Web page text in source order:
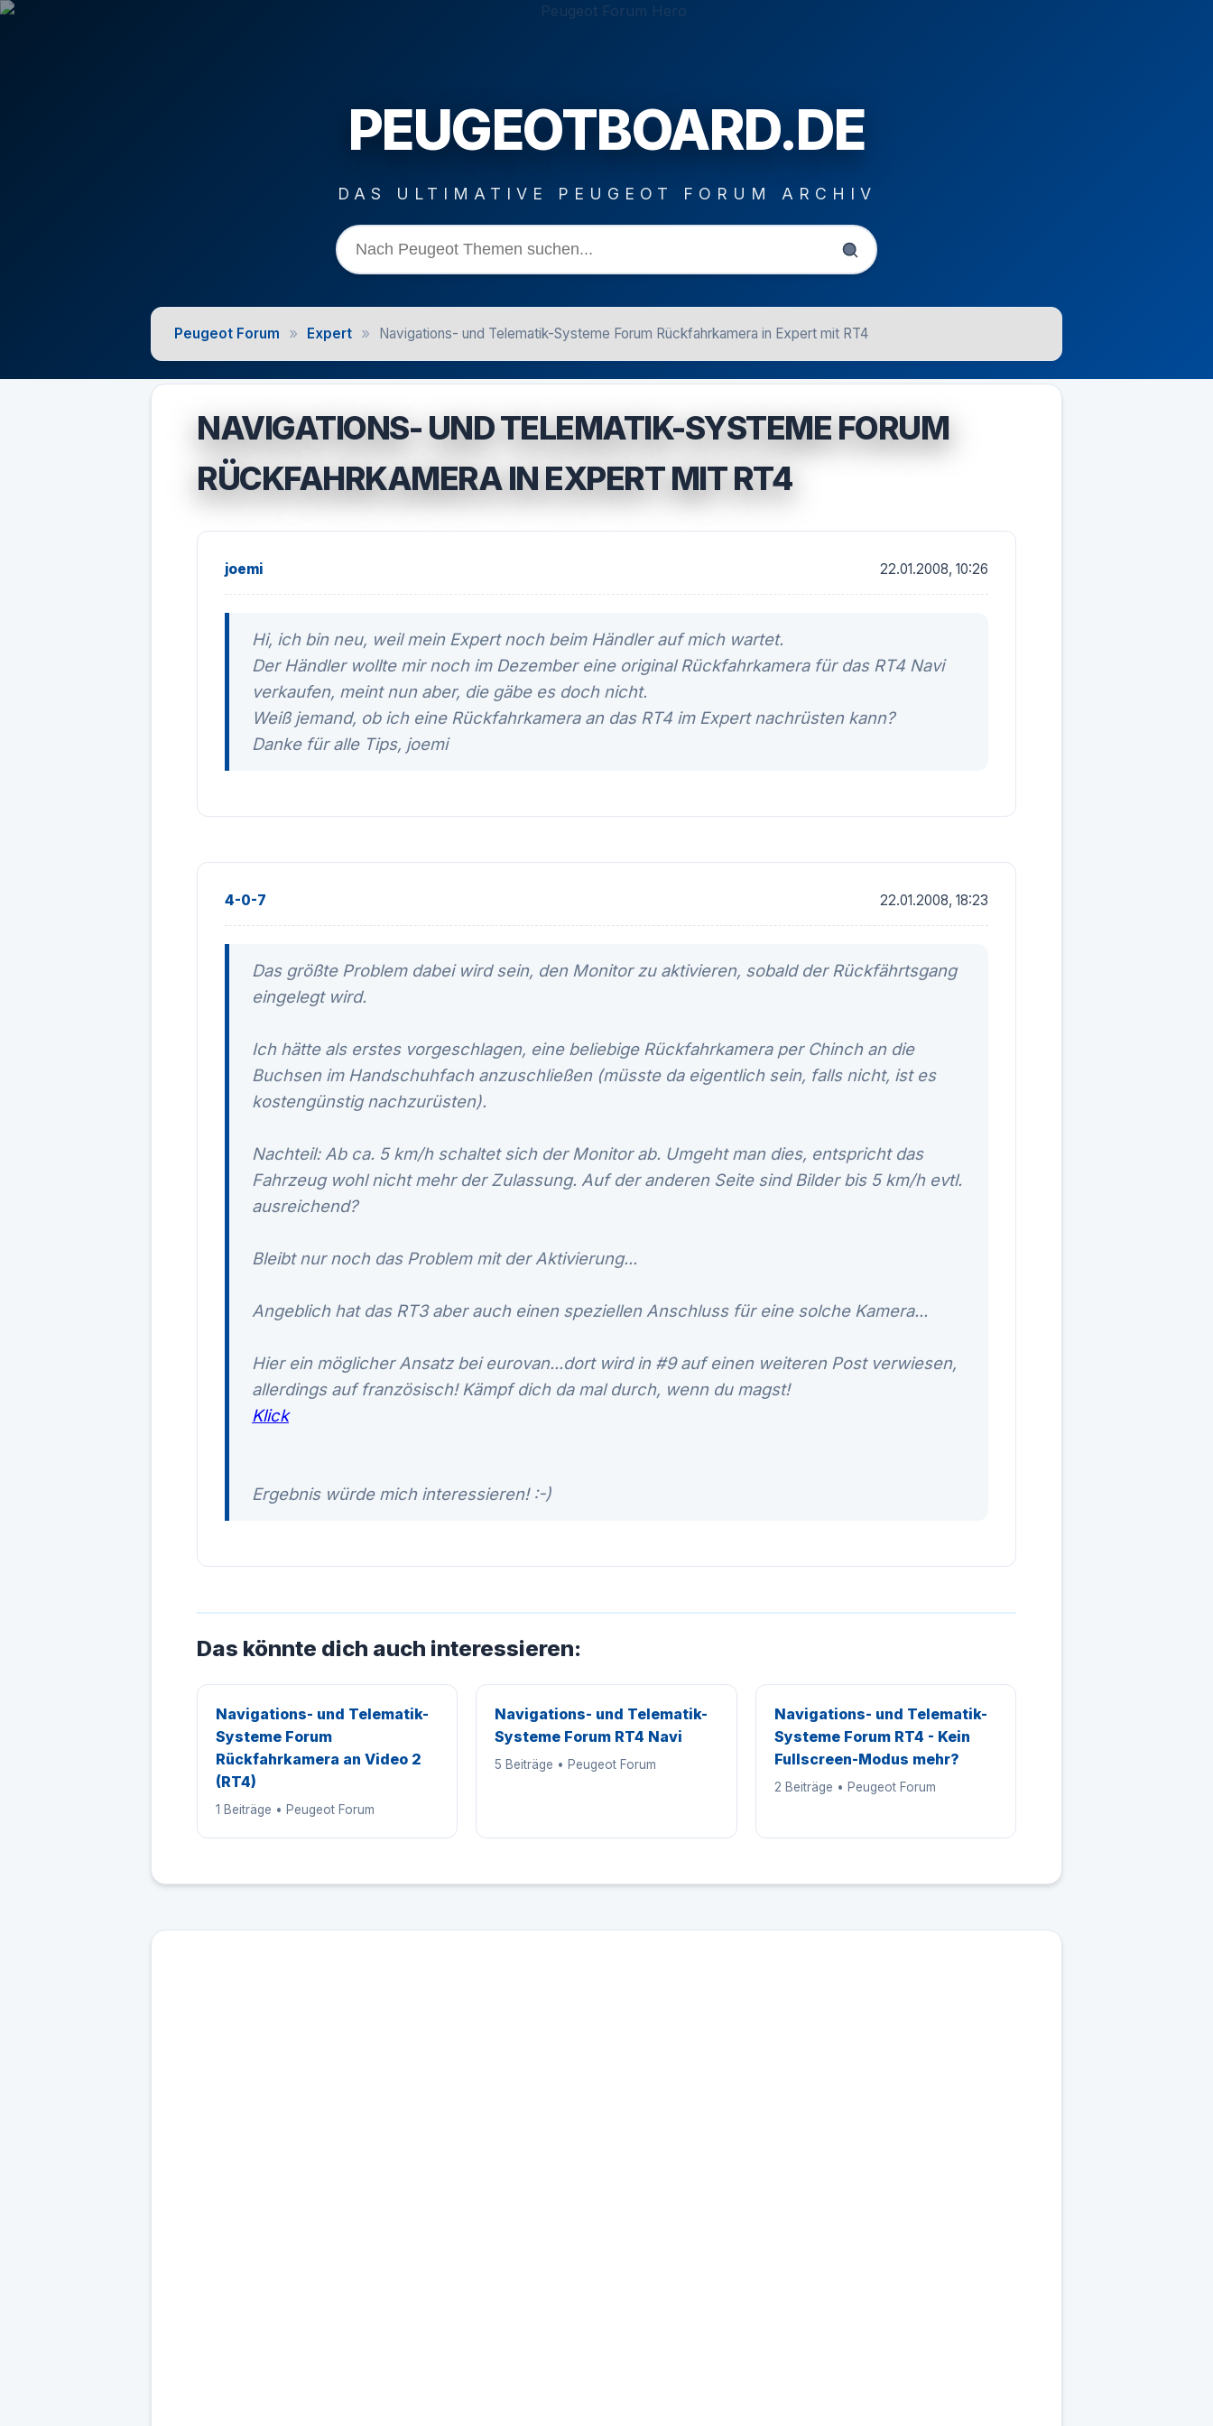
PEUGEOTBOARD.DE
DAS ULTIMATIVE PEUGEOT FORUM ARCHIV
Peugeot Forum » Expert » Navigations- und Telematik-Systeme Forum Rückfahrkamera in Expert mit RT4
NAVIGATIONS- UND TELEMATIK-SYSTEME FORUM
RÜCKFAHRKAMERA IN EXPERT MIT RT4
joemi 22.01.2008, 10:26
Hi, ich bin neu, weil mein Expert noch beim Händler auf mich wartet.
Der Händler wollte mir noch im Dezember eine original Rückfahrkamera für das RT4 Navi
verkaufen, meint nun aber, die gäbe es doch nicht.
Weiß jemand, ob ich eine Rückfahrkamera an das RT4 im Expert nachrüsten kann?
Danke für alle Tips, joemi
4-0-7 22.01.2008, 18:23
Das größte Problem dabei wird sein, den Monitor zu aktivieren, sobald der Rückfährtsgang
eingelegt wird.
Ich hätte als erstes vorgeschlagen, eine beliebige Rückfahrkamera per Chinch an die
Buchsen im Handschuhfach anzuschließen (müsste da eigentlich sein, falls nicht, ist es
kostengünstig nachzurüsten).
Nachteil: Ab ca. 5 km/h schaltet sich der Monitor ab. Umgeht man dies, entspricht das
Fahrzeug wohl nicht mehr der Zulassung. Auf der anderen Seite sind Bilder bis 5 km/h evtl.
ausreichend?
Bleibt nur noch das Problem mit der Aktivierung...
Angeblich hat das RT3 aber auch einen speziellen Anschluss für eine solche Kamera...
Hier ein möglicher Ansatz bei eurovan...dort wird in #9 auf einen weiteren Post verwiesen,
allerdings auf französisch! Kämpf dich da mal durch, wenn du magst!
Klick
Ergebnis würde mich interessieren! :-)
Das könnte dich auch interessieren:
Navigations- und Telematik-
Systeme Forum
Rückfahrkamera an Video 2
(RT4)
1 Beiträge • Peugeot Forum
Navigations- und Telematik-
Systeme Forum RT4 Navi
5 Beiträge • Peugeot Forum
Navigations- und Telematik-
Systeme Forum RT4 - Kein
Fullscreen-Modus mehr?
2 Beiträge • Peugeot Forum